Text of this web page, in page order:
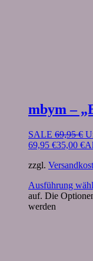
mbym –
SALE 69,95€
69,95 €35,00 €
zzgl.
Ausführung
auf. Die
werden